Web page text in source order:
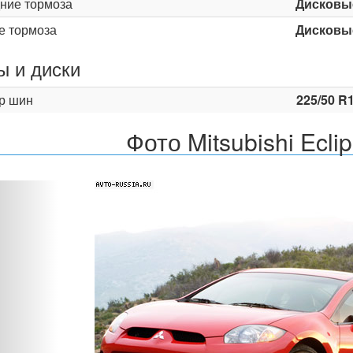
тормоза
и диски
шин 225/50
Фото Mitsubishi